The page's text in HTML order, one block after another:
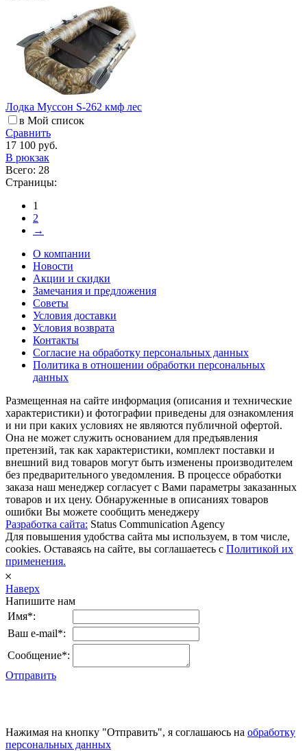
Лодка Муссон S-262 кмф лес
в Мой список
Сравнить
17 100 руб.
В рюкзак
Всего: 28
Страницы:
1
2
→
О компании
Новости
Акции и скидки
Замечания и предложения
Советы
Условия доставки
Условия возврата
Контакты
Согласие на обработку персональных данных
Политика в отношении обработки персональных
данных
Размещенная на сайте информация (описания и технические
характеристики) и фотографии приведены для ознакомления
и ни при каких условиях не являются публичной офертой.
Она не может служить основанием для предъявления
претензий, так как характеристики, комплект поставки и
внешний вид товаров могут быть изменены производителем
без предварительного уведомления. В процессе обработки
заказа наш менеджер согласует с Вами параметры заказанных
товаров и их цену. Обнаруженные в описаниях товаров
ошибки Вы можете сообщить менеджеру
Разработка сайта: Status Communication Agency
Для повышения удобства сайта мы используем, в том числе,
cookies. Оставаясь на сайте, вы соглашаетесь с Политикой их
применения.
𐄂
Наверх
Напишите нам
Имя*:
Ваш e-mail*:
Сообщение*:
Отправить
Нажимая на кнопку "Отправить", я соглашаюсь на обработку
персональных данных